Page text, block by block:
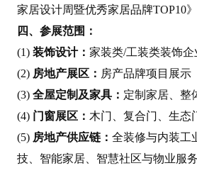
家居设计周暨优秀家居品牌TOP10
四、参展范围：
(1) 装饰设计： 家装类/工装类装饰
(2) 房地产展区： 房产品牌项目展示
(3) 全屋定制及家具： 定制家居、整
(4) 门窗展区： 木门、复合门、生态
(5) 房地产供应链： 全装修与内装工
技、智能家居、智慧社区与物业服务